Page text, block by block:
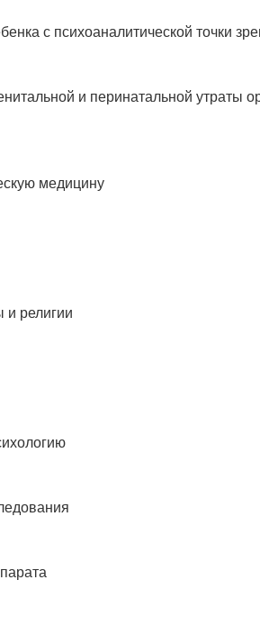
с психоаналитической точки
и перинатальной утраты
медицину
и религии